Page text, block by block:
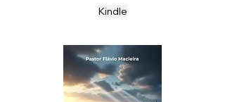
Kindle